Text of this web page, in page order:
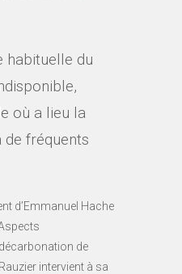
habituelle du
où a lieu la
de fréquents
d’Emmanuel Hache
de
intervient à sa